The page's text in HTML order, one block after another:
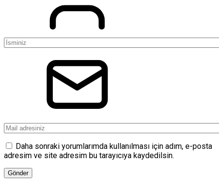
Daha sonraki yorumlarımda kullanılması için adım, e-posta
adresim ve site adresim bu tarayıcıya kaydedilsin.